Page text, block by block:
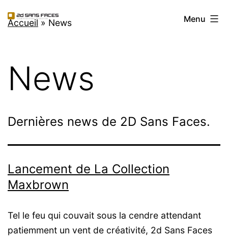
au
2d
Sans
Menu
Accueil»News
News
Dernières news de 2D Sans Faces.
Lancement de La Collection
Maxbrown
Tel le feu qui couvait sous la cendre attendant
patiemment un vent de créativité, 2d Sans Faces